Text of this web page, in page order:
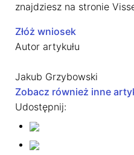
znajdziesz na stronie
Złóż wniosek
Autor artykułu
Jakub Grzybowski
Zobacz również inne
Udostępnij: